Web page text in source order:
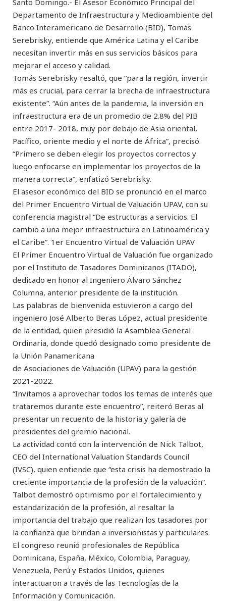
Santo Domingo.- El Asesor Económico Principal del
Departamento de Infraestructura y Medioambiente del
Banco Interamericano de Desarrollo (BID), Tomás
Serebrisky, entiende que América Latina y el Caribe
necesitan invertir más en sus servicios básicos para
mejorar el acceso y calidad.
Tomás Serebrisky resaltó, que “para la región, invertir
más es crucial, para cerrar la brecha de infraestructura
existente”. “Aún antes de la pandemia, la inversión en
infraestructura era de un promedio de 2.8% del PIB
entre 2017- 2018, muy por debajo de Asia oriental,
Pacífico, oriente medio y el norte de África”, precisó.
“Primero se deben elegir los proyectos correctos y
luego enfocarse en implementar los proyectos de la
manera correcta”, enfatizó Serebrisky.
El asesor económico del BID se pronunció en el marco
del Primer Encuentro Virtual de Valuación UPAV, con su
conferencia magistral “De estructuras a servicios. El
cambio a una mejor infraestructura en Latinoamérica y
el Caribe”. 1er Encuentro Virtual de Valuación UPAV
El Primer Encuentro Virtual de Valuación fue organizado
por el Instituto de Tasadores Dominicanos (ITADO),
dedicado en honor al Ingeniero Álvaro Sánchez
Columna, anterior presidente de la institución.
Las palabras de bienvenida estuvieron a cargo del
ingeniero José Alberto Beras López, actual presidente
de la entidad, quien presidió la Asamblea General
Ordinaria, donde quedó designado como presidente de
la Unión Panamericana
de Asociaciones de Valuación (UPAV) para la gestión
2021-2022.
“Invitamos a aprovechar todos los temas de interés que
trataremos durante este encuentro”, reiteró Beras al
presentar un recuento de la historia y galería de
presidentes del gremio nacional.
La actividad contó con la intervención de Nick Talbot,
CEO del International Valuation Standards Council
(IVSC), quien entiende que “esta crisis ha demostrado la
creciente importancia de la profesión de la valuación”.
Talbot demostró optimismo por el fortalecimiento y
estandarización de la profesión, al resaltar la
importancia del trabajo que realizan los tasadores por
la confianza que brindan a inversionistas y particulares.
El congreso reunió profesionales de República
Dominicana, España, México, Colombia, Paraguay,
Venezuela, Perú y Estados Unidos, quienes
interactuaron a través de las Tecnologías de la
Información y Comunicación.